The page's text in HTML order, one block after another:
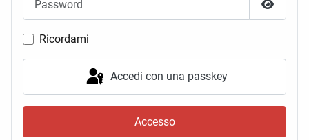
Mostra
Ricordami
Accedi con una passkey
Accesso